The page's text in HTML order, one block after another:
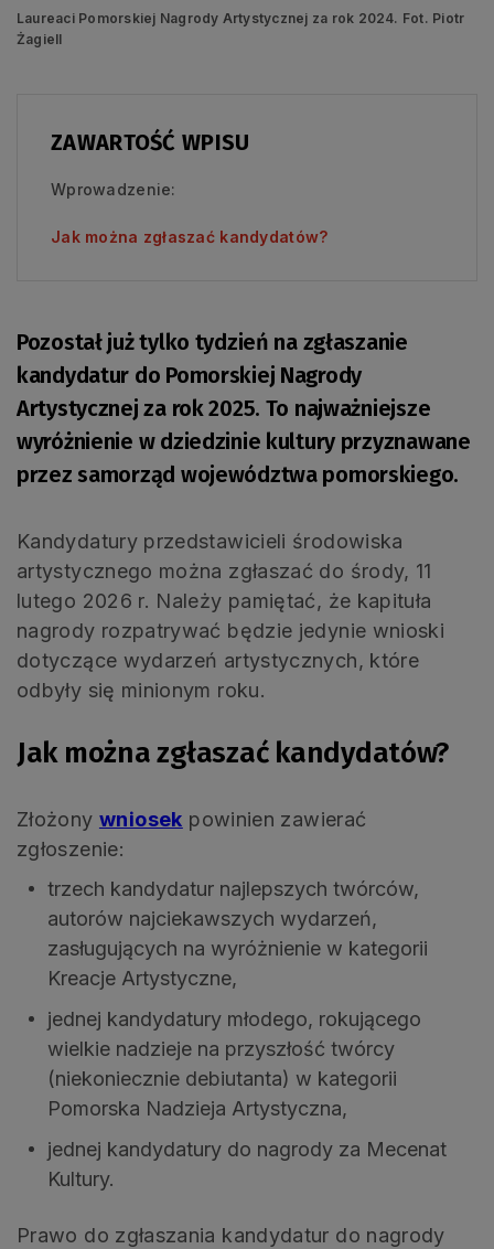
Laureaci Pomorskiej Nagrody Artystycznej za rok 2024. Fot. Piotr
Żagiell
ZAWARTOŚĆ WPISU
Wprowadzenie:
Jak można zgłaszać kandydatów?
Pozostał już tylko tydzień na zgłaszanie
kandydatur do Pomorskiej Nagrody
Artystycznej za rok 2025. To najważniejsze
wyróżnienie w dziedzinie kultury przyznawane
przez samorząd województwa pomorskiego.
Kandydatury przedstawicieli środowiska
artystycznego można zgłaszać do środy, 11
lutego 2026 r. Należy pamiętać, że kapituła
nagrody rozpatrywać będzie jedynie wnioski
dotyczące wydarzeń artystycznych, które
odbyły się minionym roku.
Jak można zgłaszać kandydatów?
Złożony wniosek powinien zawierać
zgłoszenie:
trzech kandydatur najlepszych twórców,
autorów najciekawszych wydarzeń,
zasługujących na wyróżnienie w kategorii
Kreacje Artystyczne,
jednej kandydatury młodego, rokującego
wielkie nadzieje na przyszłość twórcy
(niekoniecznie debiutanta) w kategorii
Pomorska Nadzieja Artystyczna,
jednej kandydatury do nagrody za Mecenat
Kultury.
Prawo do zgłaszania kandydatur do nagrody